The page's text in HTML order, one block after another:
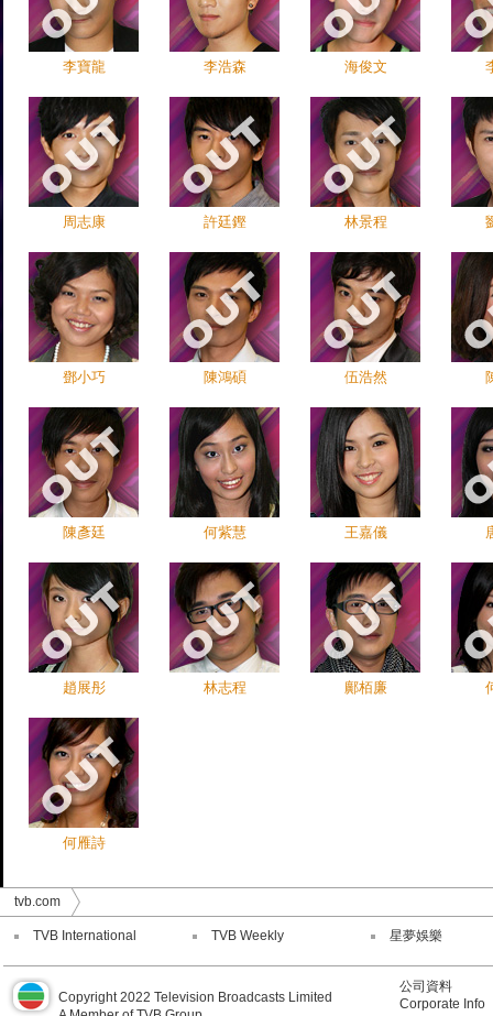
李寶龍 李浩森 海俊文
周志康 許廷鏗 林景程
鄧小巧 陳鴻碩 伍浩然
陳彥廷 何紫慧 王嘉儀
趙展彤 林志程 鄺栢廉
何雁詩
tvb.com
TVB International TVB Weekly 星夢娛樂
Copyright 2022 Television Broadcasts Limited
公司資料
Corporate Info